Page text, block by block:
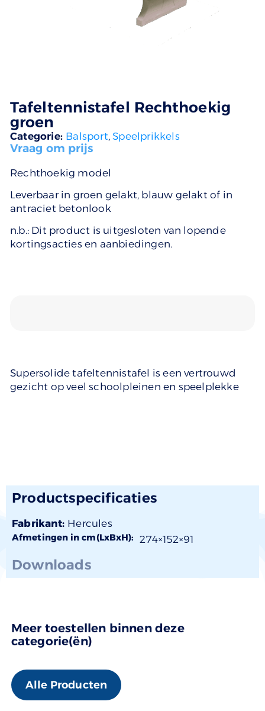
Tafeltennistafel Rechthoekig
groen
Categorie: Balsport, Speelprikkels
Vraag om prijs
Rechthoekig model
Leverbaar in groen gelakt, blauw gelakt of in
antraciet betonlook
n.b.: Dit product is uitgesloten van lopende
kortingsacties en aanbiedingen.
Supersolide tafeltennistafel is een vertrouwd
gezicht op veel schoolpleinen en speelplekke
Productspecificaties
Fabrikant: Hercules
Afmetingen in cm(LxBxH): 274×152×91
Downloads
Meer toestellen binnen deze
categorie(ën)
Alle Producten